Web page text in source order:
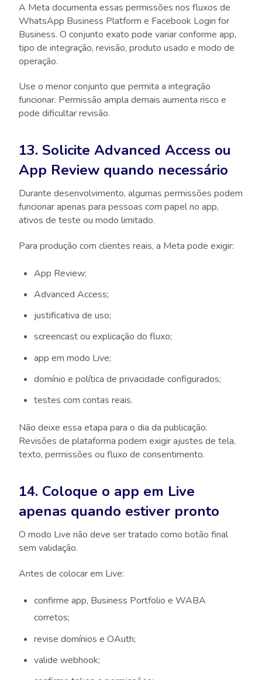
A Meta documenta essas permissões nos fluxos de
WhatsApp Business Platform e Facebook Login for
Business. O conjunto exato pode variar conforme app,
tipo de integração, revisão, produto usado e modo de
operação.
Use o menor conjunto que permita a integração
funcionar. Permissão ampla demais aumenta risco e
pode dificultar revisão.
13. Solicite Advanced Access ou
App Review quando necessário
Durante desenvolvimento, algumas permissões podem
funcionar apenas para pessoas com papel no app,
ativos de teste ou modo limitado.
Para produção com clientes reais, a Meta pode exigir:
App Review;
Advanced Access;
justificativa de uso;
screencast ou explicação do fluxo;
app em modo Live;
domínio e política de privacidade configurados;
testes com contas reais.
Não deixe essa etapa para o dia da publicação.
Revisões de plataforma podem exigir ajustes de tela,
texto, permissões ou fluxo de consentimento.
14. Coloque o app em Live
apenas quando estiver pronto
O modo Live não deve ser tratado como botão final
sem validação.
Antes de colocar em Live:
confirme app, Business Portfolio e WABA
corretos;
revise domínios e OAuth;
valide webhook;